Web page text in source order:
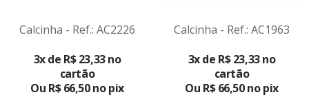
Calcinha - Ref.: AC2226
3x de R$ 23,33 no
cartão
Ou R$ 66,50 no pix
PRODUTO
Calcinha - Ref.: AC1963
3x de R$ 23,33 no
cartão
Ou R$ 66,50 no pix
PRODUTO